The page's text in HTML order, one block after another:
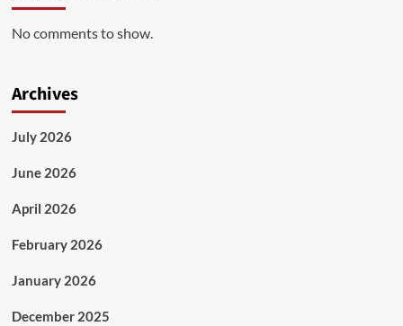
No comments to show.
Archives
July 2026
June 2026
April 2026
February 2026
January 2026
December 2025